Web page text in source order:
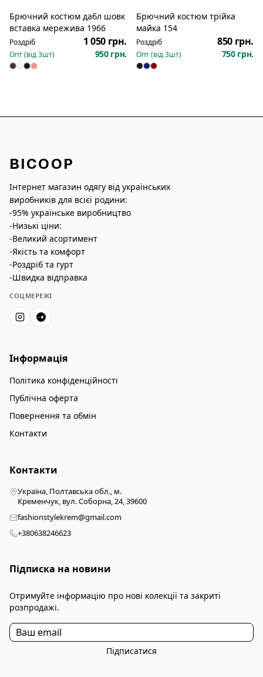
Брючний костюм дабл шовк
вставка мережива 1966
Роздріб 1 050 грн.
Опт (від3шт) 950 грн.
Новинка
Брючний костюм трійка
майка 154
Роздріб 850 грн.
Опт (від3шт) 750 грн.
BICOOP
Інтернет магазин одягу від українських
виробників для всієї родини:
-95% українське виробництво
-Низькі ціни:
-Великий асортимент
-Якість та комфорт
-Роздріб та гурт
-Швидка відправка
СОЦМЕРЕЖІ
Інформація
Політика конфіденційності
Публічна оферта
Повернення та обмін
Контакти
Контакти
Україна, Полтавська обл., м.
Кременчук, вул. Соборна, 24, 39600
fashionstylekrem@gmail.com
+380638246623
Підписка на новини
Отримуйте інформацію про нові колекції та закриті
розпродажі.
Підписатися